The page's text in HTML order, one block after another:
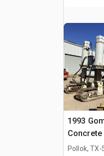
1993
Concrete
Pollok, TX.